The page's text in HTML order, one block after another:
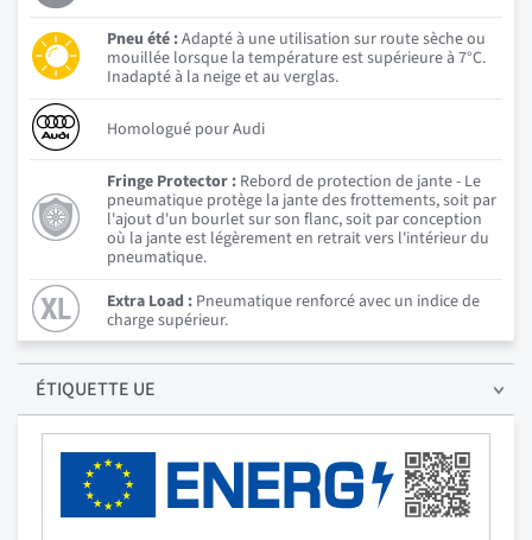
Pneu été :Adapté à une utilisation sur route sèche ou
mouillée lorsque la température est supérieure à 7°C.
Inadapté à la neige et au verglas.
Homologué pour Audi
Fringe Protector : Rebord de protection de jante - Le
pneumatique protège la jante des frottements, soit par
l'ajout d'un bourlet sur son flanc, soit par conception
où la jante est légèrement en retrait vers l'intérieur du
pneumatique.
Extra Load : Pneumatique renforcé avec un indice de
charge supérieur.
ÉTIQUETTE UE